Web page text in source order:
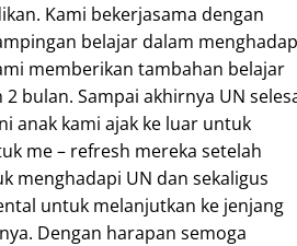
Kami bekerjasama dengan
belajar dalam
memberikan tambahan belajar
bulan. Sampai akhirnya UN
anak kami ajak ke luar untuk
me – refresh mereka setelah
menghadapi UN dan sekaligus
untuk melanjutkan ke jenjang
Dengan harapan semoga